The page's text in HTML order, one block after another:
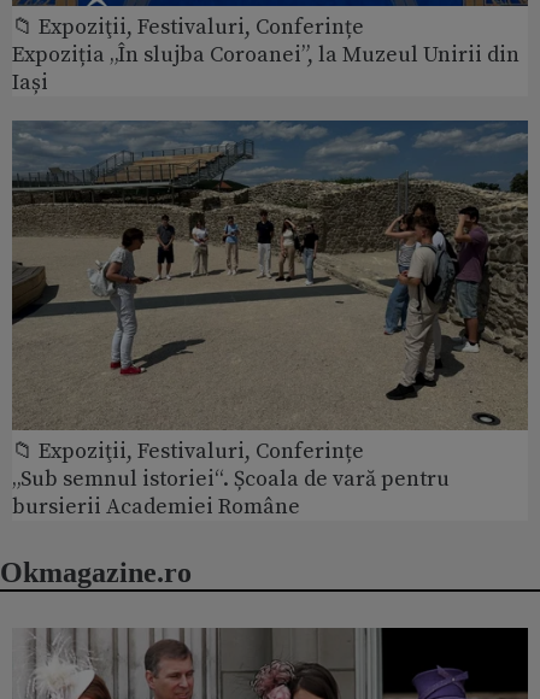
📁 Expoziţii, Festivaluri, Conferințe
Expoziția „În slujba Coroanei”, la Muzeul Unirii din
Iași
📁 Expoziţii, Festivaluri, Conferințe
„Sub semnul istoriei“. Școala de vară pentru
bursierii Academiei Române
Okmagazine.ro